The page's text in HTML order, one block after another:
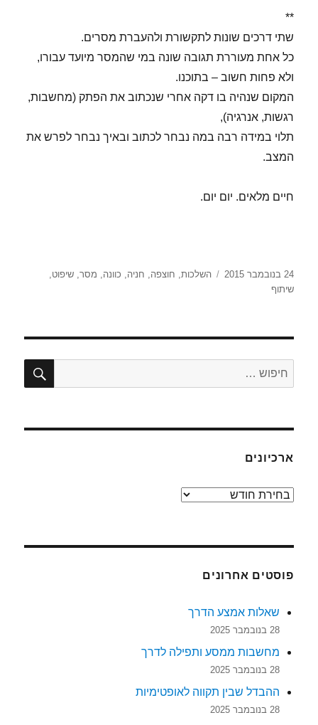
**
שתי דרכים שונות לתקשורת ולהעברת מסרים.
כל אחת מעוררת תגובה שונה במי שהמסר מיועד עבורו,
ולא פחות חשוב – בתוכנו.
המקום שנהיה בו דקה אחרי שנכתוב את הפתק (מחשבות,
רגשות, אנרגיה),
תלוי במידה רבה במה נבחר לכתוב ובאיך נבחר לפרש את
המצב.
חיים מלאים. יום יום.
פורסם
בתאריך
24 בנובמבר 2015 תגיות
השלכות, חוצפה, חניה, כוונה, מסר,שיפוט,
שיתוף
חפש:
ארכיונים
ארכיונים
פוסטים אחרונים
שאלות אמצע הדרך
28 בנובמבר 2025
מחשבות ממסע ותפילה לדרך
28 בנובמבר 2025
ההבדל שבין תקווה לאופטימיות
28 בנובמבר 2025